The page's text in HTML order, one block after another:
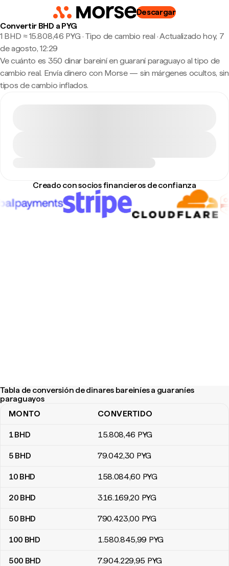
Descargar
Convertir BHD a PYG
1 BHD ≈ 15.808,46 PYG · Tipo de cambio real ·Actualizado hoy, 7
de agosto, 12:29
Ve cuánto es 350 dinar bareiní en guaraní paraguayo al tipo de
cambio real. Envía dinero con Morse — sin márgenes ocultos, sin
tipos de cambio inflados.
Creado con socios financieros de confianza
Tabla de conversión de dinares bareiníes a guaraníes
paraguayos
Tabla de conversión de dinares bareiníes a guaraníes paraguayos
MONTO CONVERTIDO
1BHD 15.808,46 PYG
5 BHD 79.042,30 PYG
10 BHD 158.084,60 PYG
20 BHD 316.169,20 PYG
50 BHD 790.423,00 PYG
100 BHD 1.580.845,99 PYG
500 BHD 7.904.229,95 PYG